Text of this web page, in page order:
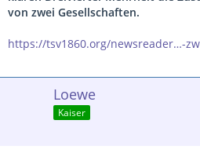
von zwei Gesellschaften.
https://tsv1860.org/newsreader…-
Loewe
Kaiser